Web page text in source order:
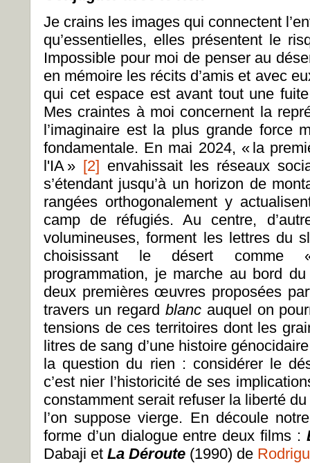
Je crains les images qui connectent
qu’essentielles, elles présentent le
Impossible pour moi de penser au
en mémoire les récits d’amis et avec
qui cet espace est avant tout une
Mes craintes à moi concernent la
l’imaginaire est la plus grande force
fondamentale. En mai 2024, « la
l'IA » [2] envahissait les réseaux
s’étendant jusqu’à un horizon de
rangées orthogonalement y
camp de réfugiés. Au centre,
volumineuses, forment les lettres du
choisissant le désert comme
programmation, je marche au bord
deux premières œuvres proposées
travers un regard blanc auquel on
tensions de ces territoires dont les
litres de sang d’une histoire
la question du rien : considérer le
c’est nier l’historicité de ses
constamment serait refuser la liberté
l’on suppose vierge. En découle
forme d’un dialogue entre deux films :
Dabaji et La Déroute (1990) de